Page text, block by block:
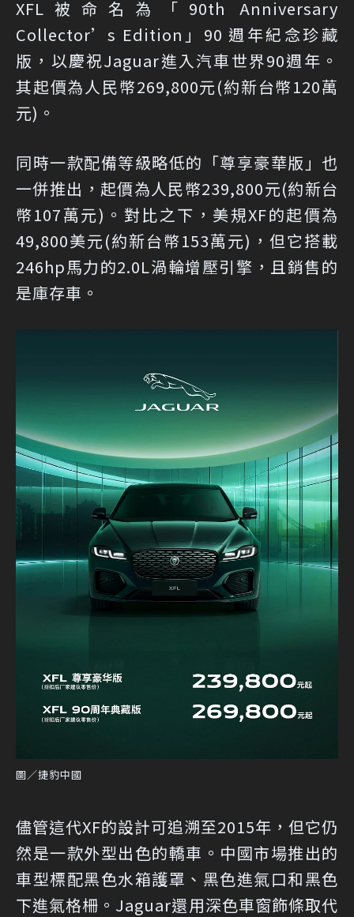
XFL被命名為「90th Anniversary
Collector’s Edition」90 週年紀念珍藏
版，以慶祝Jaguar進入汽車世界90週年。
其起價為人民幣269,800元(約新台幣120萬
元)。
同時一款配備等級略低的「尊享豪華版」也
一併推出，起價為人民幣239,800元(約新台
幣107萬元)。對比之下，美規XF的起價為
49,800美元(約新台幣153萬元)，但它搭載
246hp馬力的2.0L渦輪增壓引擎，且銷售的
是庫存車。
圖／捷豹中國
儘管這代XF的設計可追溯至2015年，但它仍
然是一款外型出色的轎車。中國市場推出的
車型標配黑色水箱護罩、黑色進氣口和黑色
下進氣格柵。Jaguar還用深色車窗飾條取代